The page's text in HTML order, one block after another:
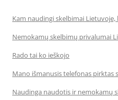
Kam naudingi skelbimai
Nemokamų skelbimų privalumai
Rado tai ko ieškojo
Mano išmanusis telefonas pirktas
Naudinga naudotis ir nemokamų